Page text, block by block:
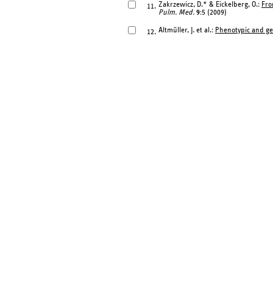
11. Zakrzewicz, D.* & Eickelberg, O.:
Pulm. Med. 9:5 (2009)
12. Altmüller, J. et al.: Phenotypic and